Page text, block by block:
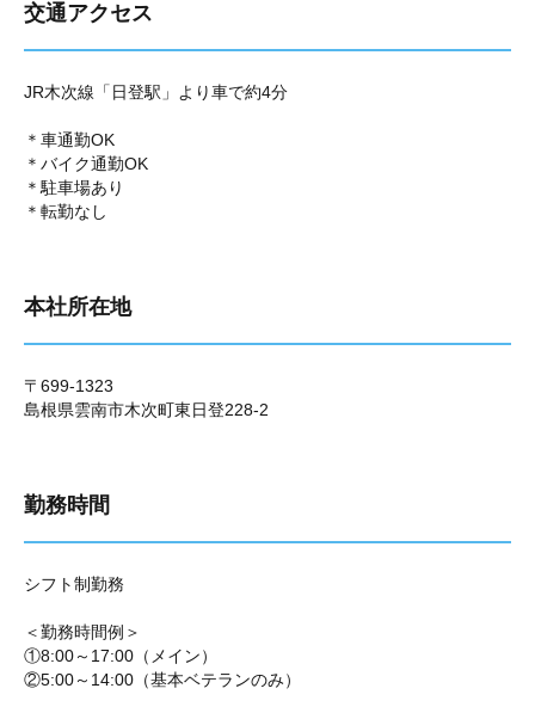
交通アクセス
JR木次線「日登駅」より車で約4分
＊車通勤OK
＊バイク通勤OK
＊駐車場あり
＊転勤なし
本社所在地
〒699-1323
島根県雲南市木次町東日登228-2
勤務時間
シフト制勤務
＜勤務時間例＞
①8:00～17:00（メイン）
②5:00～14:00（基本ベテランのみ）